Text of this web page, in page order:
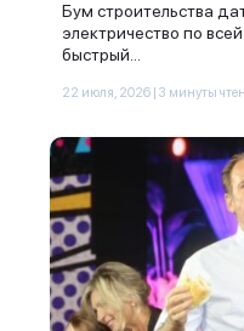
Бум строительства
электричество по
быстрый...
22 июля, 2026 | 3 минуты